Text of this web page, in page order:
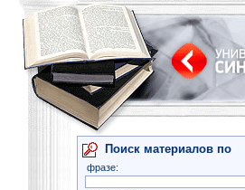
Поиск материалов по
фразе: